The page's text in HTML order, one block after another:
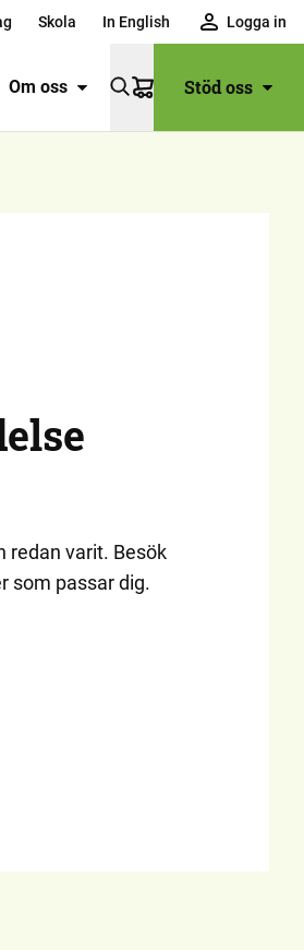
Skola In English Logga in
Om oss
VarukorgStöd oss
redan varit. Besök
som passar dig.